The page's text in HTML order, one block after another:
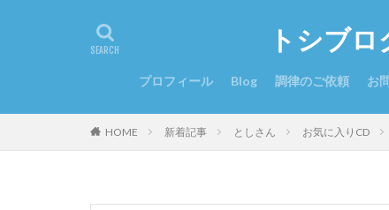
トシブ
プロフィール Blog 調律のご依頼 お
HOME 新着記事 としさん お気に入りCD